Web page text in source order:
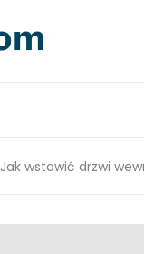
Jak wstawić drzwi